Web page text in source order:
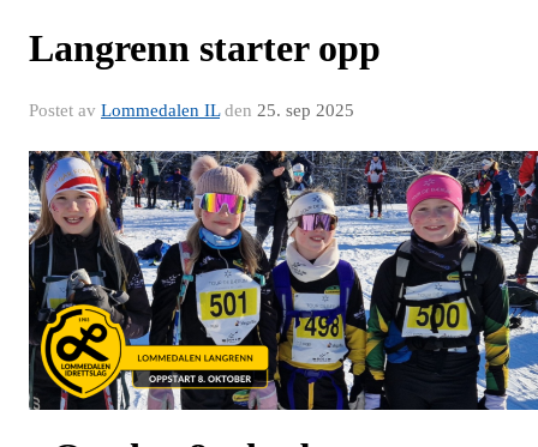
Langrenn starter opp
Postet av Lommedalen ILden 25. sep 2025